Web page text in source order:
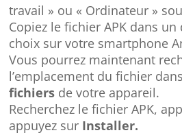
travail » ou « Ordinateur »
Copiez le fichier APK dans
choix sur votre smartphone
Vous pourrez maintenant
l’emplacement du fichier
fichiers de votre appareil.
Recherchez le fichier APK,
appuyez sur Installer.